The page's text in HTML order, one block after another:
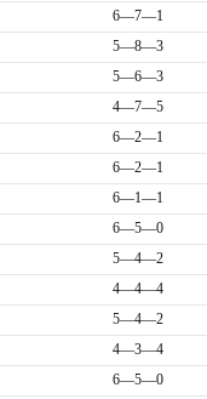
6—7—1
5—8—3
5—6—3
4—7—5
6—2—1
6—2—1
6—1—1
6—5—0
5—4—2
4—4—4
5—4—2
4—3—4
6—5—0